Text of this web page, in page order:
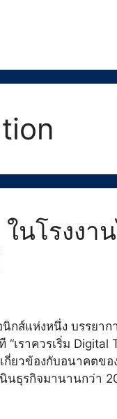
นโรงงา
กส์แห่งหนึ่ง บรรยาก
เราควรเริ่ม
ยวข้องกับอนาคตขอ
นธุรกิจมานานกว่า